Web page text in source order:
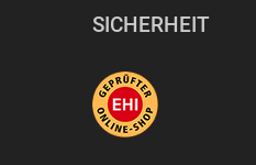
SICHERHEIT